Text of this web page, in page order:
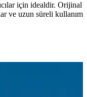
için idealdir. Orijinal
ve uzun süreli kullanım